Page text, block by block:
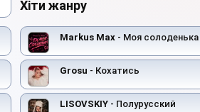
Хіти жанру
Markus Max - Моя солоденька
Grosu - Кохатись
LISOVSKIY - Полурусский